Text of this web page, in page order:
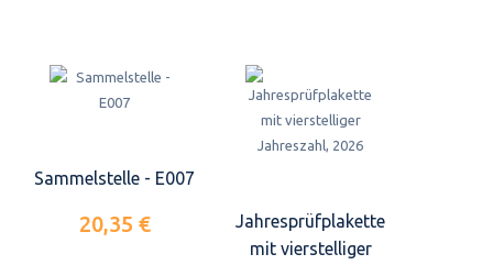
Sammelstelle - E007
20,35 €
Jahresprüfplakette
mit vierstelliger